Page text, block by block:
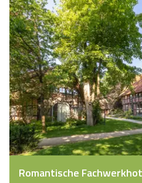
Romantische